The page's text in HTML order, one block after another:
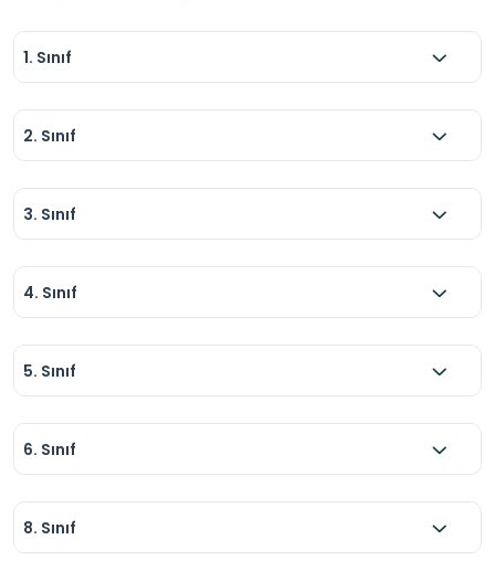
1. Sınıf
2. Sınıf
3. Sınıf
4. Sınıf
5. Sınıf
6. Sınıf
8. Sınıf